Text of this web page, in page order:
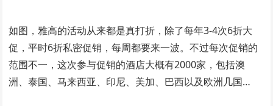
如图，雅高的活动从来都是真打折，除了每年3-4次6折大
促，平时6折私密促销，每周都要来一波。不过每次促销的
范围不一，这次参与促销的酒店大概有2000家，包括澳
洲、泰国、马来西亚、印尼、美加、巴西以及欧洲几国…